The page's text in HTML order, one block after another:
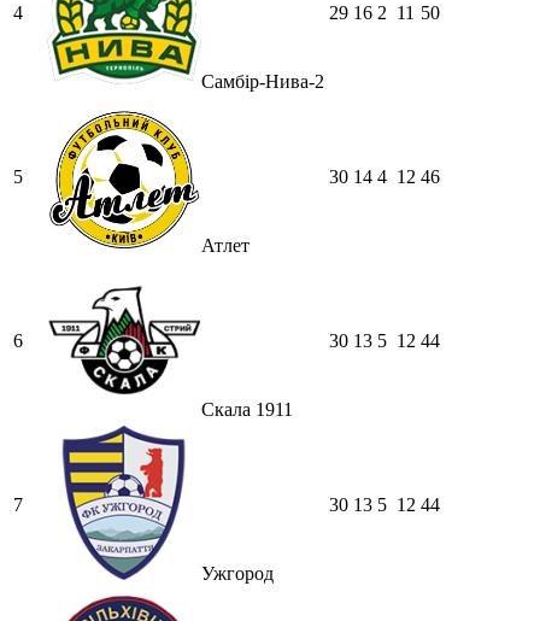
4
Самбір-Нива-2
29 16 2 11 50
5
Атлет
30 14 4 12 46
6
Скала 1911
30 13 5 12 44
7
Ужгород
30 13 5 12 44